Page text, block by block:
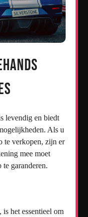
levendig en biedt
Als u
te verkopen, zijn er
mee moet
garanderen.
het essentieel om